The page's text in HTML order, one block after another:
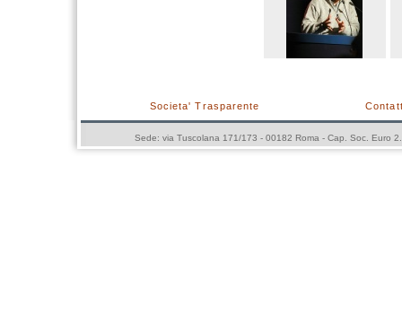
Societa' Trasparente
Sede: via Tuscolana 171/173 - 00182 Roma - Cap. Soc. Euro